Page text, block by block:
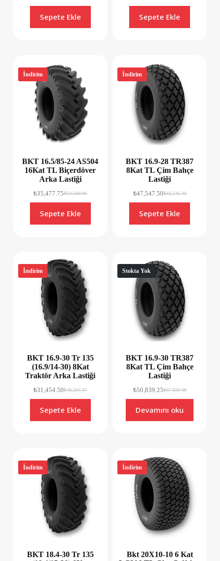
Sepete Ekle Sepete Ekle
İndirim
BKT 16.5/85-24 AS504
16Kat TL Biçerdöver
Arka Lastiği
₺54,569.90
₺35,477.75
Sepete Ekle
İndirim
BKT 16.9-28 TR387
8Kat TL Çim Bahçe
Lastiği
₺63,245.49
₺47,547.50
Sepete Ekle
İndirim
BKT 16.9-30 Tr 135
(16.9/14-30) 8Kat
Traktör Arka Lastiği
₺48,264.37
₺31,454.50
Sepete Ekle
Stokta Yok
BKT 16.9-30 TR387
8Kat TL Çim Bahçe
Lastiği
₺67,830.00
₺50,839.25
Devamını oku
İndirim
BKT 18.4-30 Tr 135
İndirim
Bkt 20X10-10 6 Kat